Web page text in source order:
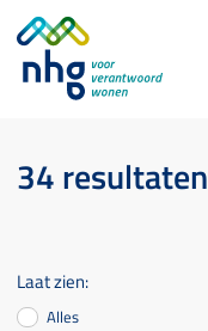
34 resultaten
Laat zien:
Alles